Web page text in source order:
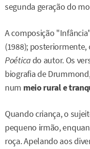
segunda geração do
A composição
(1988);
Poéticado autor. Os
biografia de
num meio rural e
Quando criança, o
pequeno irmão,
roça. Apelando aos